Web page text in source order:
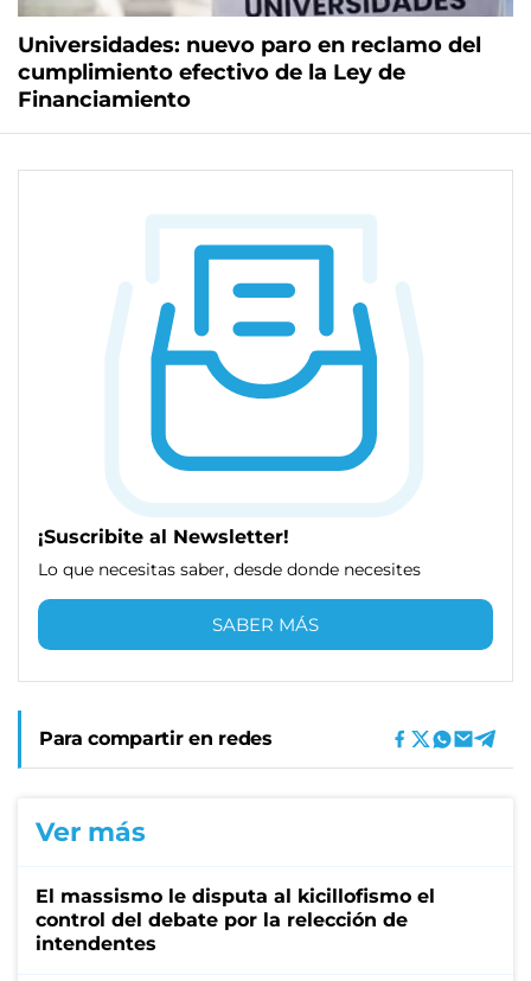
Universidades: nuevo paro en reclamo del
cumplimiento efectivo de la Ley de
Financiamiento
¡Suscribite al Newsletter!
Lo que necesitas saber, desde donde necesites
SABER MÁS
Para compartir en redes
Ver más
El massismo le disputa al kicillofismo el
control del debate por la relección de
intendentes